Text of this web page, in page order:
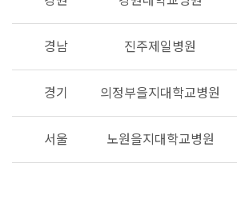
경남 진주제일병원
경기 의정부을지대학교병원
서울 노원을지대학교병원